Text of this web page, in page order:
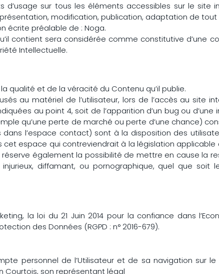
sur tous les éléments accessibles sur le site
modification, publication, adaptation de
écrite préalable de : Noga.
contient sera considérée comme constitutive d’une
Intellectuelle.
qualité et de la véracité du Contenu qu’il publie.
au matériel de l’utilisateur, lors de l’accès au site
au point 4, soit de l’apparition d’un bug ou
qu’une perte de marché ou perte d’une chance)
l’espace contact) sont à la disposition des
espace qui contreviendrait à la législation applicable
également la possibilité de mettre en cause la
diffamant, ou pornographique, quel que soit
la loi du 21 Juin 2014 pour la confiance dans
des Données (RGPD : n° 2016-679).
personnel de l’Utilisateur et de sa navigation sur
Courtois, son représentant légal